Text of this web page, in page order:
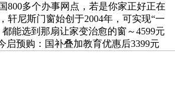
800多个办事网点，若是你家正好正在
轩尼斯门窗始创于2004年，可实现“一
能选到那扇让家变治愈的窗～4599元
启预购：国补叠加教育优惠后3399元